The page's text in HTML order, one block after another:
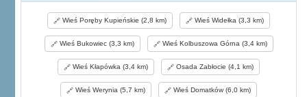
Wieś Poręby Kupieńskie (2,8 km) Wieś Widełka (3,3 km)
Wieś Bukowiec (3,3 km) Wieś Kolbuszowa Górna (3,4 km)
Wieś Kłapówka (3,4 km) Osada Zabłocie (4,1 km)
Wieś Werynia (5,7 km) Wieś Domatków (6,0 km)